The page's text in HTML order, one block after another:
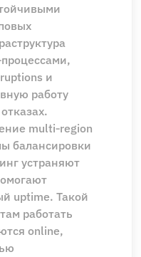
и
работу
multi‑region
балансировки
устраняют
uptime. Такой
работать
online,